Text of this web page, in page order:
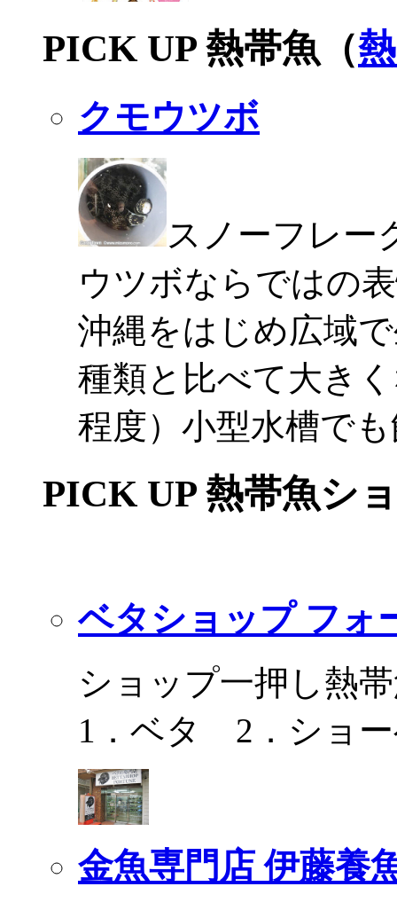
PICK UP 熱帯魚（
クモウツボ
スノーフレー
ウツボならではの
沖縄をはじめ広域
種類と比べて大き
程度）小型水槽で
PICK UP 熱帯魚シ
ベタショップ フォ
ショップ一押し熱
1．ベタ 2．ショ
金魚専門店 伊藤養